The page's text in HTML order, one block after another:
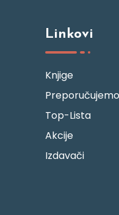
Linkovi
Knjige
Preporučujemo
Top-Lista
Akcije
Izdavači